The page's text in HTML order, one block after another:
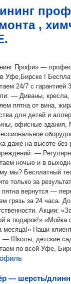
,
Профи» —
Уфе,Бирске !
24/7 с гарантией 3 месяца. Наши
— Диваны, кресла,
пятна от вина,
для детей и аллергиков. Мойка окон и
офисные
даже на высоте без риска
—
ночью и в
драйв: Очистим 1 предмет мебели —
только за результат!(для
вернутся — переделаем
24 часа. Документы: Договор, акты, страховка
«Закажите химчистку 1 предмета —
«Мойка окон для бизнеса со скидкой 15% до
— Рестораны, отели, ТЦ, офисы
Школы, детские
по всей Уфе,
— шерсть/